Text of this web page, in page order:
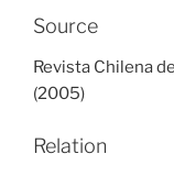
Source
Revista Chilena
(2005)
Relation